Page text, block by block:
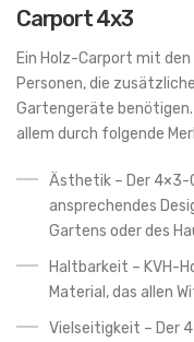
Carport 4x3
Ein Holz-Carport mit
Personen, die
Gartengeräte
allem durch folgende
Ästhetik – Der 4×3-
ansprechendes
Gartens oder des
Haltbarkeit – KVH-
Material, das allen
Vielseitigkeit – Der